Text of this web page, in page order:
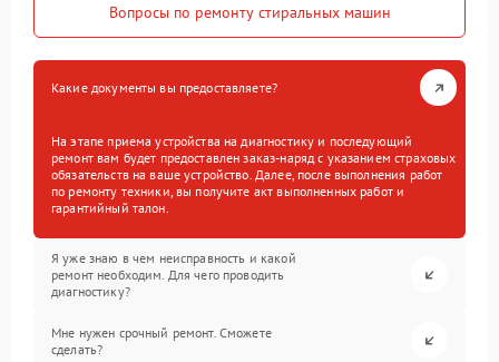
Вопросы по ремонту стиральных машин
Какие документы вы предоставляете?
На этапе приема устройства на диагностику и последующий
ремонт вам будет предоставлен заказ-наряд с указанием страховых
обязательств на ваше устройство. Далее, после выполнения работ
по ремонту техники, вы получите акт выполненных работ и
гарантийный талон.
Я уже знаю в чем неисправность и какой
ремонт необходим. Для чего проводить
диагностику?
Мне нужен срочный ремонт. Сможете
сделать?